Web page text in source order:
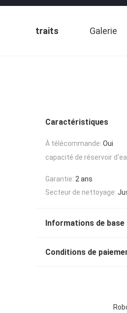
traits Galerie
Caractéristiques
À télécommande: Oui
capacité de réservoir
Garantie: 2 ans
Secteur de nettoyage:
Informations de base
Conditions de